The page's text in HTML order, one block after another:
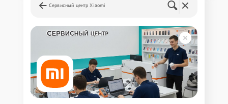
Сервисный центр Xiaomi